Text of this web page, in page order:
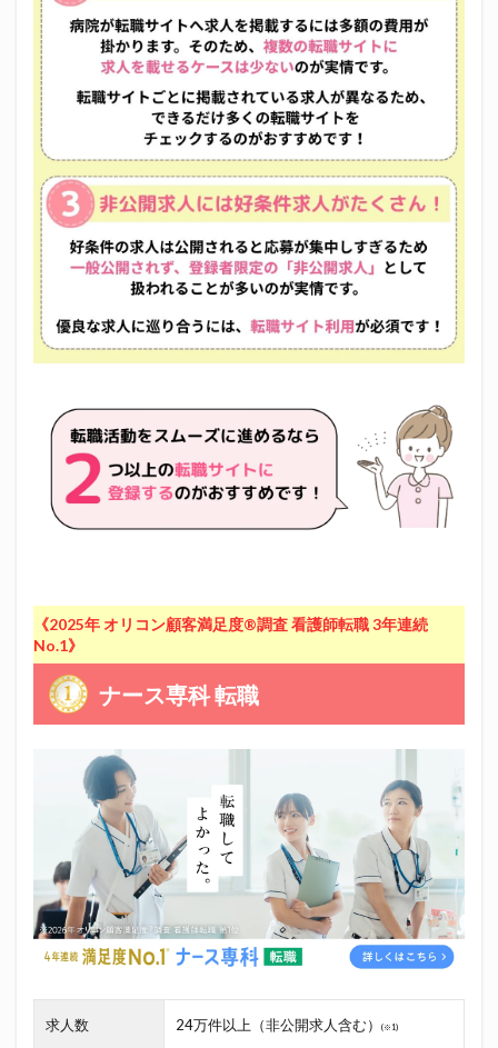
《2025年 オリコン顧客満足度®調査 看護師転職 3年連続
No.1》
ナース専科 転職
求人数 24万件以上（非公開求人含む） (※1)